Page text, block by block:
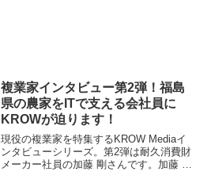
複業家インタビュー第2弾！福島
県の農家をITで支える会社員に
KROWが迫ります！
現役の複業家を特集するKROW Mediaイ
ンタビューシリーズ。第2弾は耐久消費財
メーカー社員の加藤 剛さんです。加藤 剛